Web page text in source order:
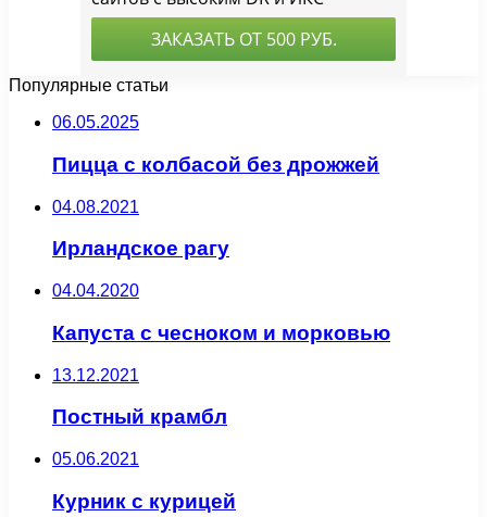
Популярные статьи
06.05.2025
Пицца с колбасой без дрожжей
04.08.2021
Ирландское рагу
04.04.2020
Капуста с чесноком и морковью
13.12.2021
Постный крамбл
05.06.2021
Курник с курицей